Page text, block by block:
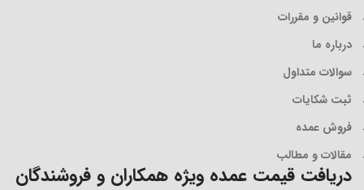
قوانین و مقررات
درباره ما
سوالات متداول
ثبت شکایات
فروش عمده
مقالات و مطالب
دریافت قیمت عمده ویژه همکاران و فروشندگان